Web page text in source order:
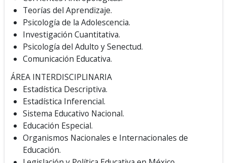
Teorías del Aprendizaje.
Psicología de la Adolescencia.
Investigación Cuantitativa.
Psicología del Adulto y Senectud.
Comunicación Educativa.
ÁREA INTERDISCIPLINARIA
Estadística Descriptiva.
Estadística Inferencial.
Sistema Educativo Nacional.
Educación Especial.
Organismos Nacionales e Internacionales de
Educación.